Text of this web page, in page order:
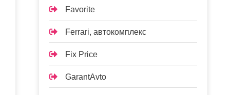
Favorite
Ferrari, автокомплекс
Fix Price
GarantAvto